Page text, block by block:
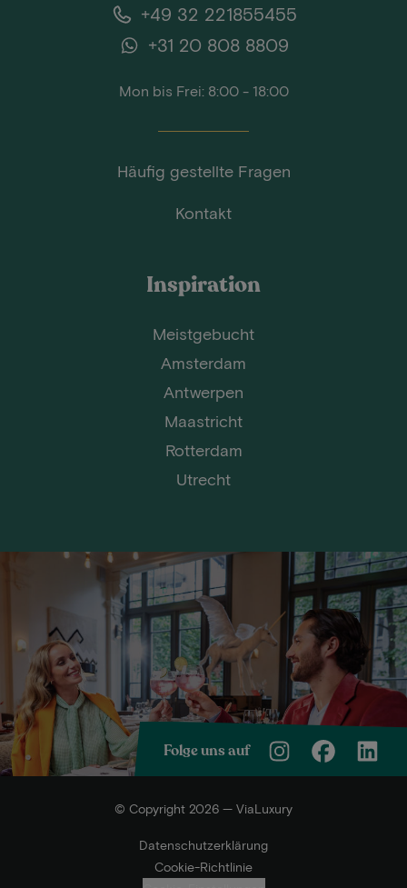
+49 32 221855455
+31 20 808 8809
Mon bis Frei: 8:00 - 18:00
Häufig gestellte Fragen
Kontakt
Inspiration
Meistgebucht
Amsterdam
Antwerpen
Maastricht
Rotterdam
Utrecht
Folge uns auf
© Copyright 2026 — ViaLuxury
Datenschutzerklärung
Cookie-Richtlinie